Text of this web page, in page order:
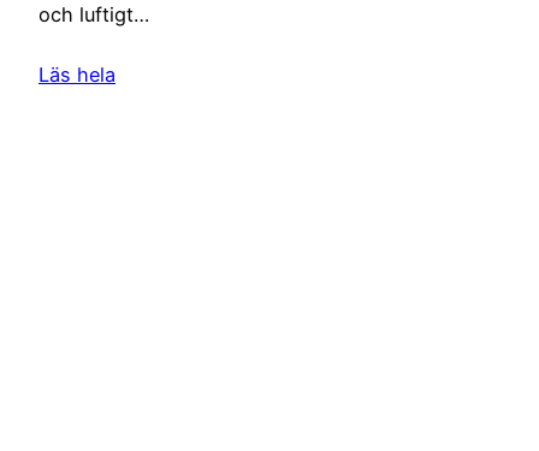
och luftigt…
Läs hela